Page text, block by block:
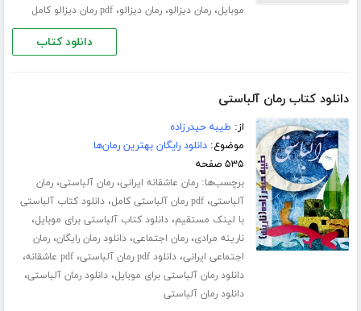
موبایل،رمان دیزالو،رمان دیزالو،pdf رمان دیزالو کامل
دانلود کتاب
دانلود کتاب رمان آلباستی
از: طیبه حیدرزاده
موضوع:دانلود رایگان بهترین رمان‌ها
۵۳۵ صفحه
برچسب‌ها:رمان عاشقانه ایرانی،رمان آلباستی،رمان
آلباستی،pdf رمان آلباستی کامل ،دانلود کتاب آلباستی
با لینک مستقیم،دانلود کتاب آلباستی برای موبایل،
نارینه مرادی،رمان اجتماعی،دانلود رمان رایگان،رمان
اجتماعی ایرانی،دانلود pdf رمان آلباستی ،pdf عاشقانه ،
دانلود رمان آلباستی برای موبایل،دانلود رمان آلباستی،
دانلود رمان آلباستی